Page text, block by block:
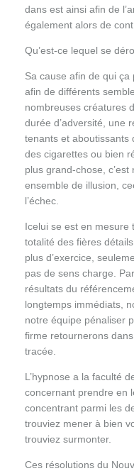
dans est ainsi afin de
également alors de
Qu’est-ce lequel se
Sa cause afin de qui
afin de différents
nombreuses créatures
durée d’adversité, une
tenants et aboutissants
des cigarettes ou bien
plus grand-chose,
ensemble de illusion,
l’échec.
Icelui se est en mesure
totalité des fières
plus d’exercice,
pas de sens charge.
résultats du
longtemps immédiats,
notre équipe pénaliser
firme retournerons
tracée.
L’hypnose a la faculté
concernant prendre en
concentrant parmi les
trouviez mener à bien
trouviez surmonter.
Ces résolutions du